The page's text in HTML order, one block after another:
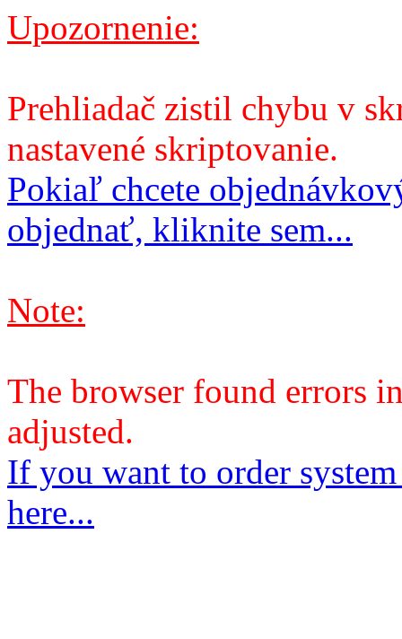
Upozornenie:
Prehliadač zistil chybu v
nastavené skriptovanie.
Pokiaľ chcete
objednať, kliknite sem...
Note:
The browser found errors
adjusted.
If you want to order
here...